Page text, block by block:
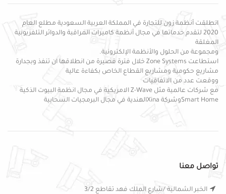
انطلقت أنظمة زون للتجارة في المملكة العربية السعودية مطلع العام
2020 لتقدم خدماتها في مجال أنظمة كاميرات المراقبة والدوائر التلفزيونية
المغلقة
ومجموعة من الحلول والأنظمة الإلكترونية.
استطاعت Zone Systems خلال فترة قصيرة من انطلاقها ان تنفذ وبجدارة
مشاريع حكومية ومشاريع القطاع الخاص بكفاءة عالية
ووقعت عدد من الاتفاقيات
مع شركات عالمية مثل Z-Wave الامريكية في مجال انظمة البيوت الذكية
Smart Homeوشركة Xinaالهندية في مجال البرمجيات السحابية
تواصل معنا
الخبر الشمالية /شارع الملك فهد تقاطع 3/2